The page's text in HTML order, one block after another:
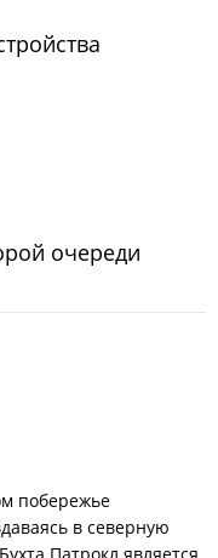
очереди
побережье
в северную